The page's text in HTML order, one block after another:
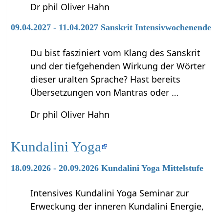
Dr phil Oliver Hahn
09.04.2027 - 11.04.2027 Sanskrit Intensivwochenende
Du bist fasziniert vom Klang des Sanskrit
und der tiefgehenden Wirkung der Wörter
dieser uralten Sprache? Hast bereits
Übersetzungen von Mantras oder …
Dr phil Oliver Hahn
Kundalini Yoga
18.09.2026 - 20.09.2026 Kundalini Yoga Mittelstufe
Intensives Kundalini Yoga Seminar zur
Erweckung der inneren Kundalini Energie,